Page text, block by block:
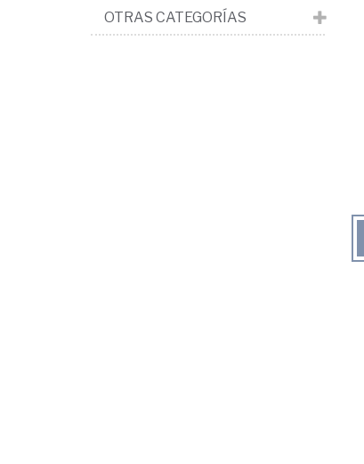
OTRAS CATEGORÍAS